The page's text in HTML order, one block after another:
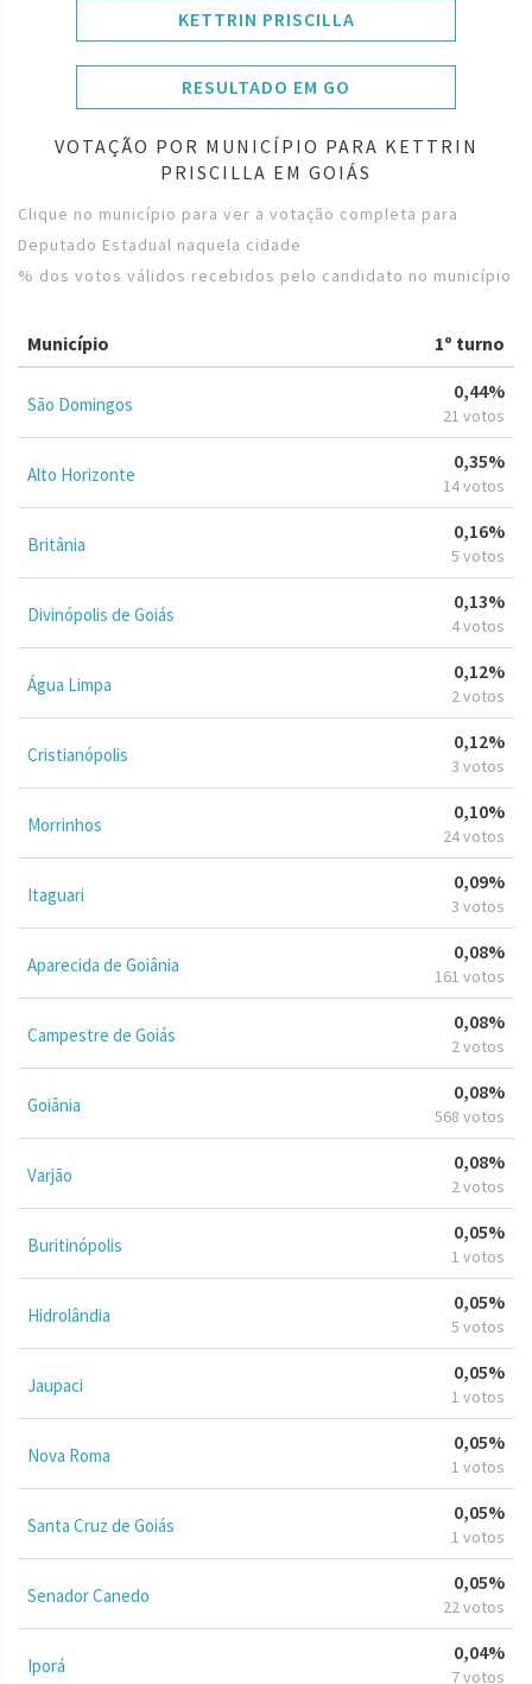
KETTRIN PRISCILLA
RESULTADO EM GO
VOTAÇÃO POR MUNICÍPIO PARA KETTRIN
PRISCILLA EM GOIÁS
Clique no município para ver a votação completa para
Deputado Estadual naquela cidade
% dos votos válidos recebidos pelo candidato no município
Município 1º turno
São Domingos
0,44%
21 votos
Alto Horizonte
0,35%
14 votos
Britânia
0,16%
5 votos
Divinópolis de Goiás
0,13%
4 votos
Água Limpa
0,12%
2 votos
Cristianópolis
0,12%
3 votos
Morrinhos
0,10%
24 votos
Itaguari
0,09%
3 votos
Aparecida de Goiânia
0,08%
161 votos
Campestre de Goiás
0,08%
2 votos
Goiânia
0,08%
568 votos
Varjão
0,08%
2 votos
Buritinópolis
0,05%
1 votos
Hidrolândia
0,05%
5 votos
Jaupaci
0,05%
1 votos
Nova Roma
0,05%
1 votos
Santa Cruz de Goiás
0,05%
1 votos
Senador Canedo
0,05%
22 votos
Iporá
0,04%
7 votos